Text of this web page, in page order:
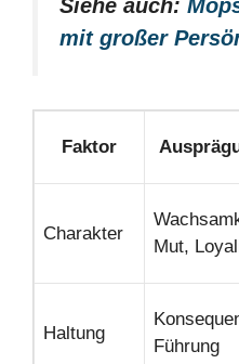
Siehe auch:
mit großer
Faktor
Charakter
Mut,
Haltung
Führung